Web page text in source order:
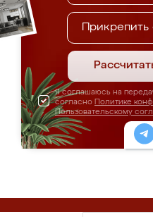
Прикрепить
Я соглашаюсь на
согласно Политике
Пользовательскому